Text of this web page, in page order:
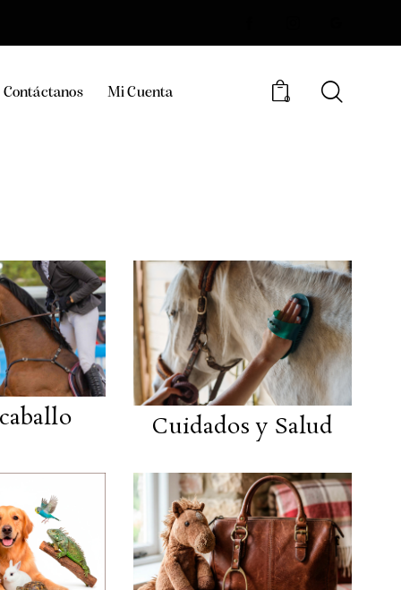
Contáctanos Mi Cuenta 0
Cuidados y Salud